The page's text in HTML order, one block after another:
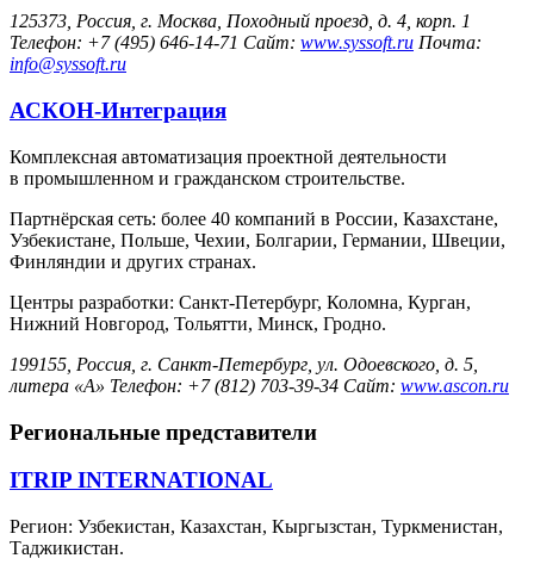
125373, Россия, г. Москва, Походный проезд, д. 4, корп. 1
Телефон: +7 (495) 646-14-71 Сайт: www.syssoft.ru Почта:
info@syssoft.ru
АСКОН-Интеграция
Комплексная автоматизация проектной деятельности
в промышленном и гражданском строительстве.
Партнёрская сеть: более 40 компаний в России, Казахстане,
Узбекистане, Польше, Чехии, Болгарии, Германии, Швеции,
Финляндии и других странах.
Центры разработки: Санкт-Петербург, Коломна, Курган,
Нижний Новгород, Тольятти, Минск, Гродно.
199155, Россия, г. Санкт-Петербург, ул. Одоевского, д. 5,
литера «А» Телефон: +7 (812) 703-39-34 Сайт: www.ascon.ru
Региональные представители
ITRIP INTERNATIONAL
Регион: Узбекистан, Казахстан, Кыргызстан, Туркменистан,
Таджикистан.